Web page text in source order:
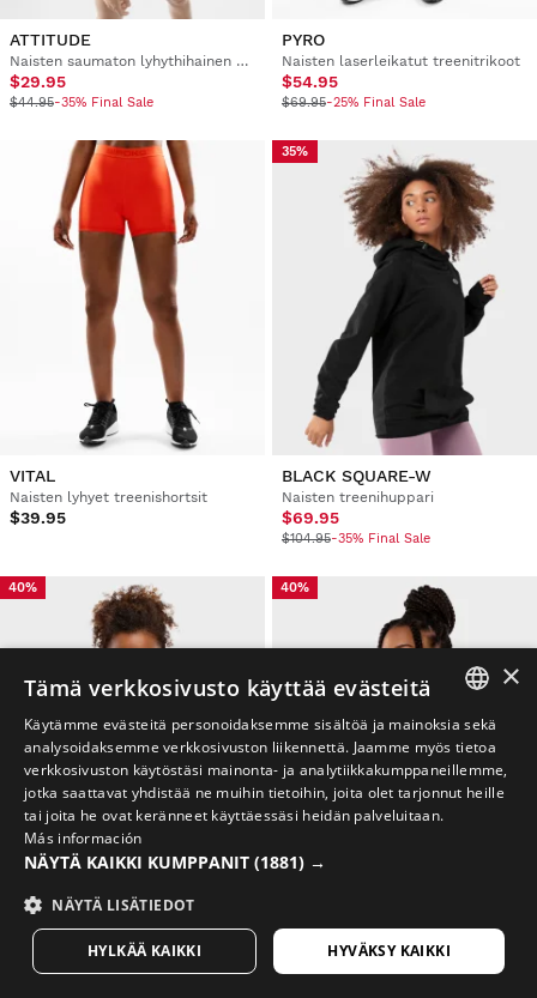
ATTITUDE
Naisten saumaton lyhythihainen cropattu urheilu-t-paita
$29.95
$44.95-35% Final Sale
PYRO
Naisten laserleikatut treenitrikoot
$54.95
$69.95-25% Final Sale
VITAL
Naisten lyhyet treenishortsit
$39.95
35%
BLACK SQUARE-W
Naisten treenihuppari
$69.95
$104.95-35% Final Sale
40%
CARDIO BLACK
Urheiluliivit - Vahva Tuki
$89.95-40% Final Sale
40%
Urheiluliivit
$44.95
$69.95-40% Final Sale
ENGLISH
GREEK
FINNISH
×
Tämä verkkosivusto käyttää evästeitä
Käytämme evästeitä personoidaksemme sisältöä ja mainoksia sekä
analysoidaksemme verkkosivuston liikennettä. Jaamme myös tietoa
verkkosivuston käytöstäsi mainonta- ja analytiikkakumppaneillemme,
jotka saattavat yhdistää ne muihin tietoihin, joita olet tarjonnut heille
tai joita he ovat keränneet käyttäessäsi heidän palveluitaan.
Más información
NÄYTÄ KAIKKI KUMPPANIT (1881) →
NÄYTÄ LISÄTIEDOT
HYVÄKSY KAIKKI
HYLKÄÄ KAIKKI